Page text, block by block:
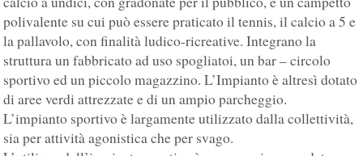
polivalente su cui può essere praticato il tennis, il calcio a 5 e
la pallavolo, con finalità ludico-ricreative. Integrano la
struttura un fabbricato ad uso spogliatoi, un bar – circolo
sportivo ed un piccolo magazzino. L’Impianto è altresì dotato
di aree verdi attrezzate e di un ampio parcheggio.
L’impianto sportivo è largamente utilizzato dalla collettività,
sia per attività agonistica che per svago.